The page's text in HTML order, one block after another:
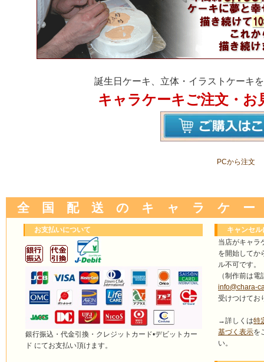
誕生日ケーキ、立体・イラストケーキ
キャラケーキご注文・お
PCから注文
全 国 配 送 の キ ャ ラ ケ
お支払いについて
銀行振込・代金引換・クレジットカード•デビットカー
ド にてお支払い頂けます。
キャンセル
当店がキャラ
を開始してか
ル不可です。
（制作前は
info@chara-
受けつけてお
→詳しくは特
基づく表示を
い。